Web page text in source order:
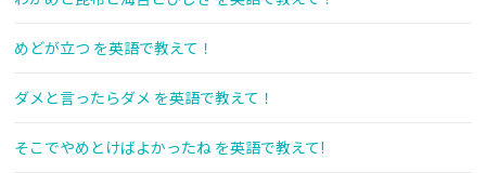
めどが立つ を英語で教えて！
ダメと言ったらダメ を英語で教えて！
そこでやめとけばよかったね を英語で教えて!